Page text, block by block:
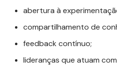
abertura à
compartilhamento de
feedback contínuo;
lideranças que atuam